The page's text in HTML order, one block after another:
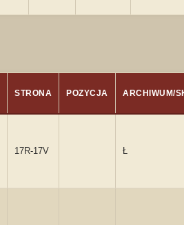
STRONA POZYCJA ARCHIWUM/
17R-17V Ł